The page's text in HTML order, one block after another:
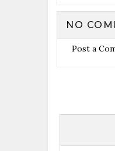
NO
Post a